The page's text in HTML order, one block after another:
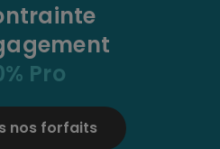
fixe
mon offre
Pro
nos forfaits